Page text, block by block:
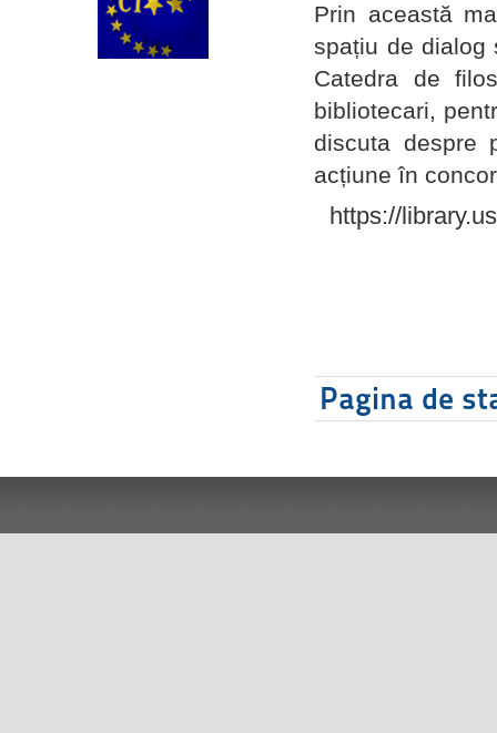
Prin această
spațiu de dialog
Catedra de
bibliotecari,
discuta despre
acțiune în
https://
Pagina de